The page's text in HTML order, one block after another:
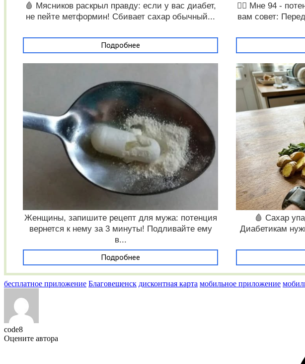
🩸 Мясников раскрыл правду: если у вас диабет,
не пейте метформин! Сбивает сахар обычный...
Подробнее
❤️‍🔥 Мне 94 -
вам совет:
Женщины, запишите рецепт для мужа: потенция
вернется к нему за 3 минуты! Подливайте ему
в...
Подробнее
🩸 Сахар
Диабетикам
бесплатное приложение Благовещенск дисконтная карта мобильное приложение
code8
Оцените автора